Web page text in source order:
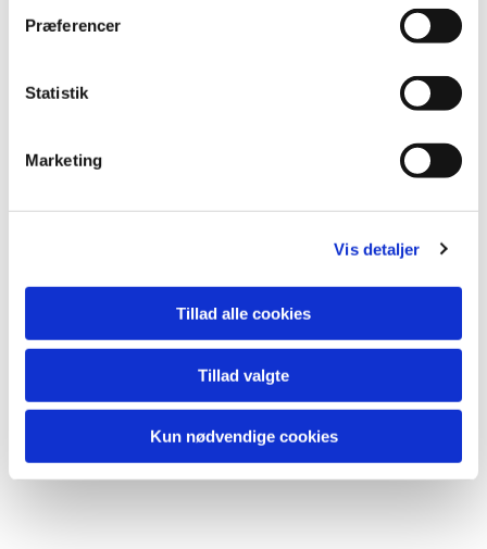
Præferencer
Statistik
Marketing
Vis detaljer
Tillad alle cookies
Tillad valgte
Kun nødvendige cookies
Du vil måske også kunne